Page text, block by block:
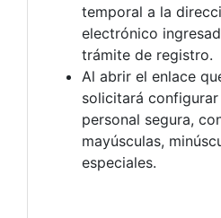
temporal a la
electrónico
trámite de registro.
Al abrir el enlace
solicitará
personal segura,
mayúsculas,
especiales.